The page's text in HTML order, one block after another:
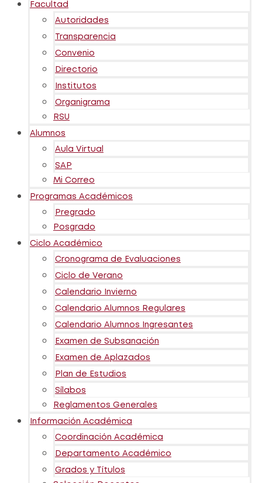
Facultad
Autoridades
Transparencia
Convenio
Directorio
Institutos
Organigrama
RSU
Alumnos
Aula Virtual
SAP
Mi Correo
Programas Académicos
Pregrado
Posgrado
Ciclo Académico
Cronograma de Evaluaciones
Ciclo de Verano
Calendario Invierno
Calendario Alumnos Regulares
Calendario Alumnos Ingresantes
Examen de Subsanación
Examen de Aplazados
Plan de Estudios
Sílabos
Reglamentos Generales
Información Académica
Coordinación Académica
Departamento Académico
Grados y Títulos